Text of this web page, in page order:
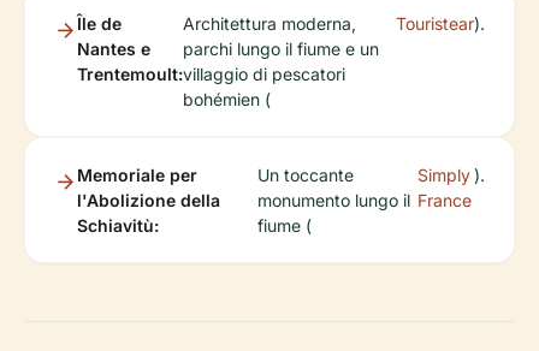
Île de
Nantes e
Trentemoult:
Architettura moderna,
parchi lungo il fiume e un
villaggio di pescatori
bohémien (
Touristear).
Memoriale per
l'Abolizione della
Schiavitù:
Un toccante
monumento lungo il
fiume (
Simply
France
).